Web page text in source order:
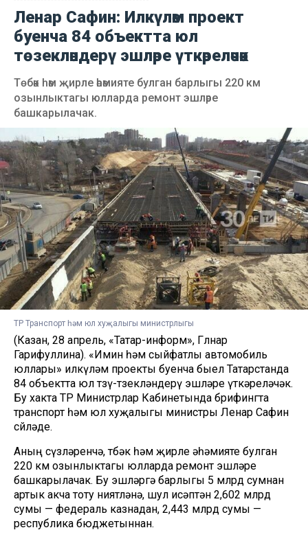
Ленар Сафин: Илкүләм проект
буенча 84 объектта юл
төзекләндерү эшләре үткәреләчәк
Төбәк һәм җирле әһәмияте булган барлыгы 220 км
озынлыктагы юлларда ремонт эшләре
башкарылачак.
ТР Транспорт һәм юл хуҗалыгы министрлыгы
(Казан, 28 апрель, «Татар-информ», Гөлнар
Гарифуллина). «Имин һәм сыйфатлы автомобиль
юллары» илкүләм проекты буенча быел Татарстанда
84 объектта юл төзү-төзекләндерү эшләре үткәреләчәк.
Бу хакта ТР Министрлар Кабинетында брифингта
транспорт һәм юл хуҗалыгы министры Ленар Сафин
сөйләде.
Аның сүзләренчә, төбәк һәм җирле әһәмияте булган
220 км озынлыктагы юлларда ремонт эшләре
башкарылачак. Бу эшләргә барлыгы 5 млрд сумнан
артык акча тоту ниятләнә, шул исәптән 2,602 млрд
сумы — федераль казнадан, 2,443 млрд сумы —
республика бюджетыннан.